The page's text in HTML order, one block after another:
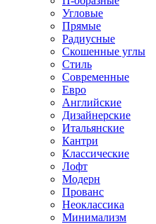
Угловые
Прямые
Радиусные
Скошенные углы
Стиль
Современные
Евро
Английские
Дизайнерские
Итальянские
Кантри
Классические
Лофт
Модерн
Прованс
Неоклассика
Минимализм